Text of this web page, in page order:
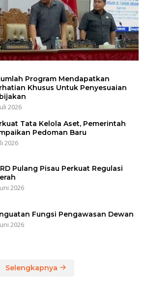
Program Mendapatkan
Khusus Untuk Penyesuaian
2026
Tata Kelola Aset, Pemerintah
Pedoman Baru
2026
Pulang Pisau Perkuat Regulasi
2026
Fungsi Pengawasan Dewan
2026
Selengkapnya